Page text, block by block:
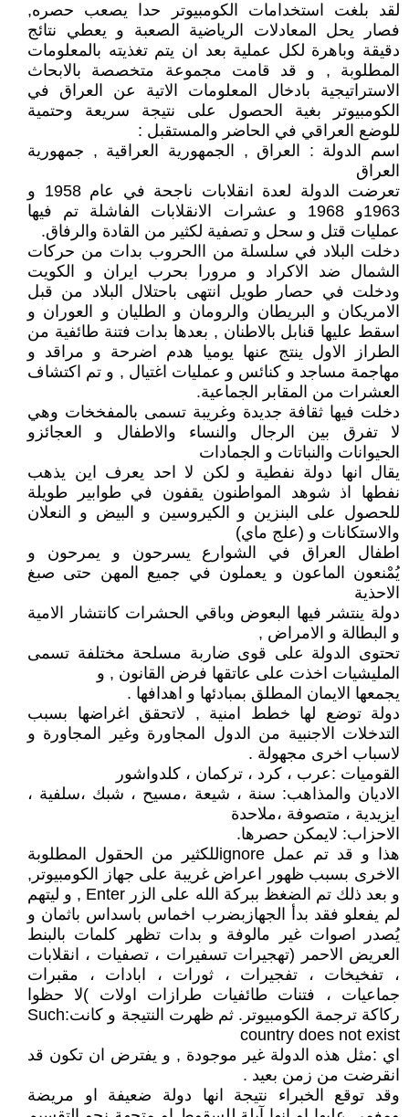
لقد بلغت استخدامات الكومبيوتر حدا يصعب حصره,
فصار يحل المعادلات الرياضية الصعبة و يعطي نتائج
دقيقة وباهرة لكل عملية بعد ان يتم تغذيته بالمعلومات
المطلوبة , و قد قامت مجموعة متخصصة بالابحاث
الاستراتيجية بادخال المعلومات الاتية عن العراق في
الكومبيوتر بغية الحصول على نتيجة سريعة وحتمية
للوضع العراقي في الحاضر والمستقبل :
اسم الدولة : العراق , الجمهورية العراقية , جمهورية
العراق
تعرضت الدولة لعدة انقلابات ناجحة في عام 1958 و
1963و 1968 و عشرات الانقلابات الفاشلة تم فيها
عمليات قتل و سحل و تصفية لكثير من القادة والرفاق.
دخلت البلاد في سلسلة من االحروب بدات من حركات
الشمال ضد الاكراد و مرورا بحرب ايران و الكويت
ودخلت في حصار طويل انتهى باحتلال البلاد من قبل
الامريكان و البريطان والرومان و الطليان و العوران و
اسقط عليها قنابل بالاطنان , بعدها بدات فتنة طائفية من
الطراز الاول ينتج عنها يوميا هدم اضرحة و مراقد و
مهاجمة مساجد و كنائس و عمليات اغتيال , و تم اكتشاف
العشرات من المقابر الجماعية.
دخلت فيها ثقافة جديدة وغريبة تسمى بالمفخخات وهي
لا تفرق بين الرجال والنساء والاطفال و العجائزو
الحيوانات والنباتات و الجمادات
يقال انها دولة نفطية و لكن لا احد يعرف اين يذهب
نفطها اذ شوهد المواطنون يقفون في طوابير طويلة
للحصول على البنزين و الكيروسين و البيض و النعلان
والاستكانات و (علج ماي)
اطفال العراق في الشوارع يسرحون و يمرحون و
يُمْنعون الماعون و يعملون في جميع المهن حتى صبغ
الاحذية
دولة ينتشر فيها البعوض وباقي الحشرات كانتشار الامية
و البطالة و الامراض ,
تحتوى الدولة على قوى ضاربة مسلحة مختلفة تسمى
المليشيات اخذت على عاتقها فرض القانون , و
يجمعها الايمان المطلق بمبادئها و اهدافها .
دولة توضع لها خطط امنية , لاتحقق اغراضها بسبب
التدخلات الاجنبية من الدول المجاورة وغير المجاورة و
لاسباب اخرى مجهولة .
القوميات :عرب ، كرد ، تركمان ، كلدواشور
الاديان والمذاهب: سنة ، شيعة ،مسيح ، شبك ،سلفية ،
ايزيدية ، متصوفة ،ملاحدة
الاحزاب: لايمكن حصرها.
هذا و قد تم عمل ignoreللكثير من الحقول المطلوبة
الاخرى بسبب ظهور اعراض غريبة على جهاز الكومبيوتر,
و بعد ذلك تم الضغظ ببركة الله على الزر Enter , و ليتهم
لم يفعلو فقد بدأ الجهازبضرب اخماس باسداس باثمان و
يُصدر اصوات غير مالوفة و بدات تظهر كلمات بالبنط
العريض الاحمر (تهجيرات تسفيرات ، تصفيات ، انقلابات
، تفخيخات ، تفجيرات ، ثورات ، ابادات ، مقبرات
جماعيات ، فتنات طائفيات طرازات اولات )لا حظوا
ركاكة ترجمة الكومبيوتر. ثم ظهرت النتيجة و كانت:Such
country does not exist
اي :مثل هذه الدولة غير موجودة , و يفترض ان تكون قد
انقرضت من زمن بعيد .
وقد توقع الخبراء نتيجة انها دولة ضعيفة او مريضة